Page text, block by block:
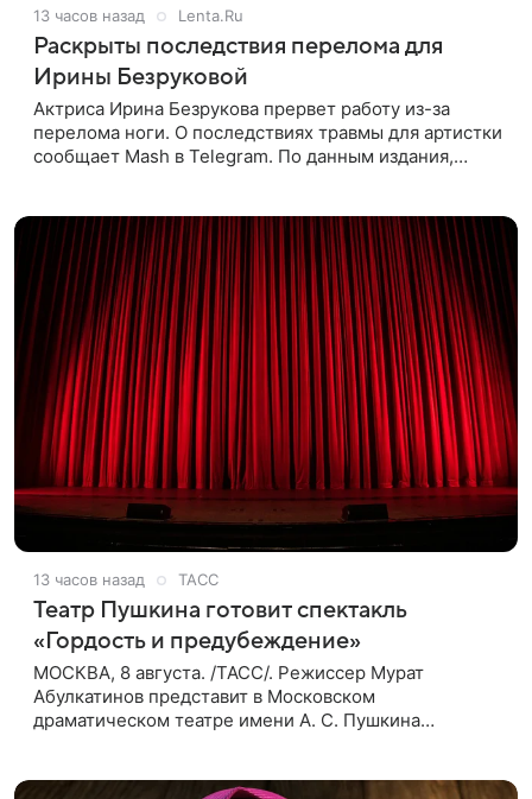
13 часов назад Lenta.Ru
Раскрыты последствия перелома для
Ирины Безруковой
Актриса Ирина Безрукова прервет работу из-за
перелома ноги. О последствиях травмы для артистки
сообщает Mash в Telegram. По данным издания,
13 часов назад ТАСС
Театр Пушкина готовит спектакль
«Гордость и предубеждение»
МОСКВА, 8 августа. /ТАСС/. Режиссер Мурат
Абулкатинов представит в Московском
драматическом театре имени А. С. Пушкина